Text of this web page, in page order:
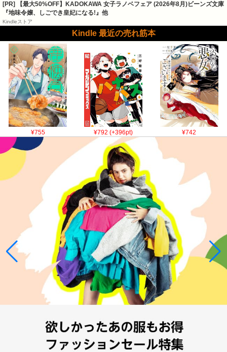
[PR] 【最大50%OFF】KADOKAWA 女子ラノベフェア (2026年8月)ビーンズ文庫
『地味令嬢、しごでき皇妃になる!』他
Kindleストア
Kindle 最近の売れ筋本
¥755 ¥792 (+396pt) ¥742